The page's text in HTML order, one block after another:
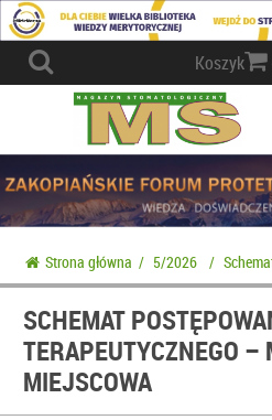
Koszyk
Strona główna / 5/2026 /
SCHEMAT
TERAPEUTYCZNEGO –
MIEJSCOWA